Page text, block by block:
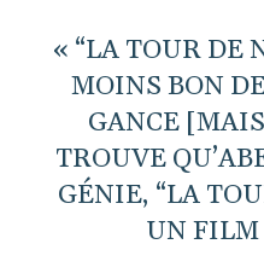
« “LA TOUR DE
MOINS BON
GANCE
TROUVE
GÉNIE, “LA
UN FILM